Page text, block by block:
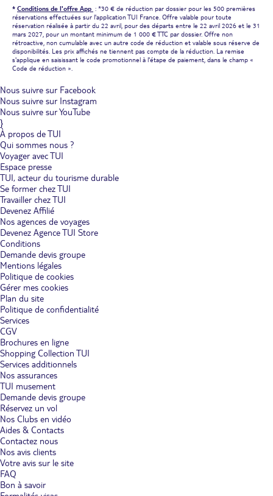
* Conditions de l'offre App : *30 € de réduction par dossier pour les 500 premières
réservations effectuées sur l'application TUI France. Offre valable pour toute
réservation réalisée à partir du 22 avril, pour des départs entre le 22 avril 2026 et le 31
mars 2027, pour un montant minimum de 1 000 € TTC par dossier. Offre non
rétroactive, non cumulable avec un autre code de réduction et valable sous réserve de
disponibilités. Les prix affichés ne tiennent pas compte de la réduction. La remise
s'applique en saisissant le code promotionnel à l'étape de paiement, dans le champ «
Code de réduction ».
Nous suivre sur Facebook
Nous suivre sur Instagram
Nous suivre sur YouTube
}
À propos de TUI
Qui sommes nous ?
Voyager avec TUI
Espace presse
TUI, acteur du tourisme durable
Se former chez TUI
Travailler chez TUI
Devenez Affilié
Nos agences de voyages
Devenez Agence TUI Store
Conditions
Demande devis groupe
Mentions légales
Politique de cookies
Gérer mes cookies
Plan du site
Politique de confidentialité
Services
CGV
Brochures en ligne
Shopping Collection TUI
Services additionnels
Nos assurances
TUI musement
Demande devis groupe
Réservez un vol
Nos Clubs en vidéo
Aides & Contacts
Contactez nous
Nos avis clients
Votre avis sur le site
FAQ
Bon à savoir